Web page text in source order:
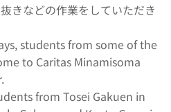
きなどの作業をしていただき
students from some of the
to Caritas Minamisoma
from Tosei Gakuen in